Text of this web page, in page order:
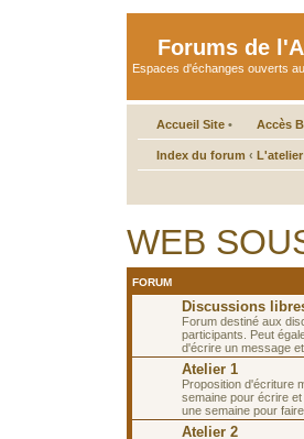
Forums de
Espaces d'échanges ouverts
Accueil Site • Accès
Index du forum ‹ L'atelier
WEB
FORUM
Discussions
Forum destiné aux
participants. Peut
d'écrire un message
Atelier 1
Proposition d'écriture
semaine pour écrire
une semaine pour
Atelier 2